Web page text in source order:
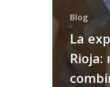
Blog
La
Rioja: